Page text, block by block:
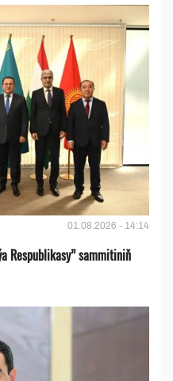
01.08.2026 - 14:14
Respublikasy” sammitiniň